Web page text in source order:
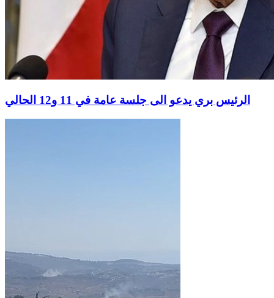
الرئيس بري يدعو الى جلسة عامة في 11 و12 الحالي